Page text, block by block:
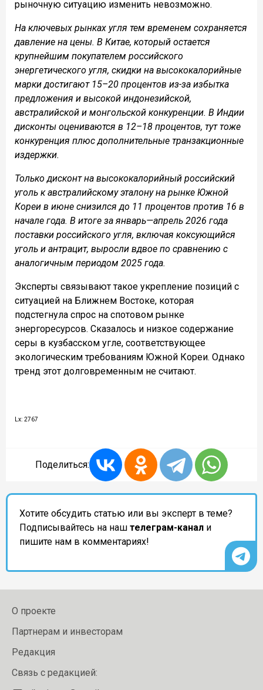
рыночную ситуацию изменить невозможно.
На ключевых рынках угля тем временем сохраняется
давление на цены. В Китае, который остается
крупнейшим покупателем российского
энергетического угля, скидки на высококалорийные
марки достигают 15–20 процентов из-за избытка
предложения и высокой индонезийской,
австралийской и монгольской конкуренции. В Индии
дисконты оцениваются в 12–18 процентов, тут тоже
конкуренция плюс дополнительные транзакционные
издержки.
Только дисконт на высококалорийный российский
уголь к австралийскому эталону на рынке Южной
Кореи в июне снизился до 11 процентов против 16 в
начале года. В итоге за январь—апрель 2026 года
поставки российского угля, включая коксующийся
уголь и антрацит, выросли вдвое по сравнению с
аналогичным периодом 2025 года.
Эксперты связывают такое укрепление позиций с
ситуацией на Ближнем Востоке, которая
подстегнула спрос на спотовом рынке
энергоресурсов. Сказалось и низкое содержание
серы в кузбасском угле, соответствующее
экологическим требованиям Южной Кореи. Однако
тренд этот долговременным не считают.
Lx: 2767
Поделиться:
Хотите обсудить статью или вы эксперт в теме?
Подписывайтесь на наш телеграм-канал и
пишите нам в комментариях!
О проекте
Партнерам и инвесторам
Редакция
Связь с редакцией: